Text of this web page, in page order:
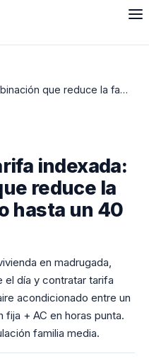
que reduce la fa…
indexada:
reduce la
hasta un 40
en madrugada,
el día y contratar tarifa
acondicionado entre un
+ AC en horas punta.
familia media.